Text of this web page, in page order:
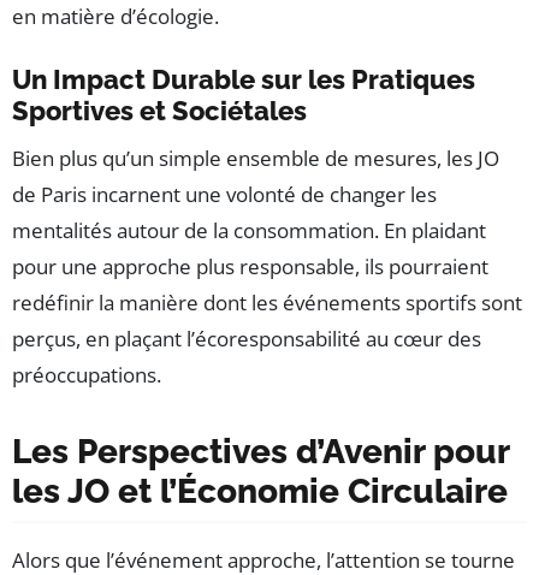
en matière d’écologie.
Un Impact Durable sur les Pratiques
Sportives et Sociétales
Bien plus qu’un simple ensemble de mesures, les JO
de Paris incarnent une volonté de changer les
mentalités autour de la consommation. En plaidant
pour une approche plus responsable, ils pourraient
redéfinir la manière dont les événements sportifs sont
perçus, en plaçant l’écoresponsabilité au cœur des
préoccupations.
Les Perspectives d’Avenir pour
les JO et l’Économie Circulaire
Alors que l’événement approche, l’attention se tourne